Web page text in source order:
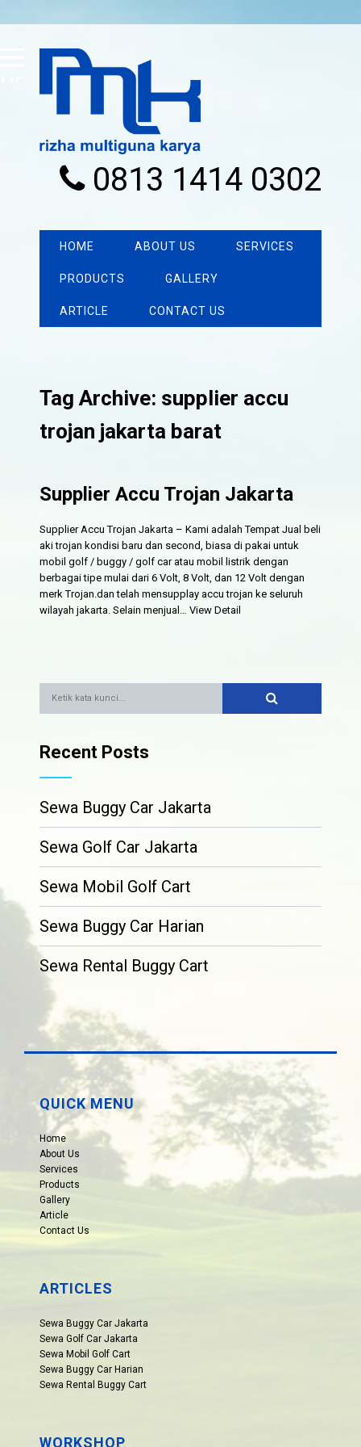
0813 1414 0302
HOME ABOUT US SERVICES
PRODUCTS GALLERY
ARTICLE CONTACT US
Tag Archive: supplier accu
trojan jakarta barat
Supplier Accu Trojan Jakarta
Supplier Accu Trojan Jakarta – Kami adalah Tempat Jual beli
aki trojan kondisi baru dan second, biasa di pakai untuk
mobil golf / buggy / golf car atau mobil listrik dengan
berbagai tipe mulai dari 6 Volt, 8 Volt, dan 12 Volt dengan
merk Trojan.dan telah mensupplay accu trojan ke seluruh
wilayah jakarta. Selain menjual…View Detail
Recent Posts
Sewa Buggy Car Jakarta
Sewa Golf Car Jakarta
Sewa Mobil Golf Cart
Sewa Buggy Car Harian
Sewa Rental Buggy Cart
QUICK MENU
Home
About Us
Services
Products
Gallery
Article
Contact Us
ARTICLES
Sewa Buggy Car Jakarta
Sewa Golf Car Jakarta
Sewa Mobil Golf Cart
Sewa Buggy Car Harian
Sewa Rental Buggy Cart
WORKSHOP